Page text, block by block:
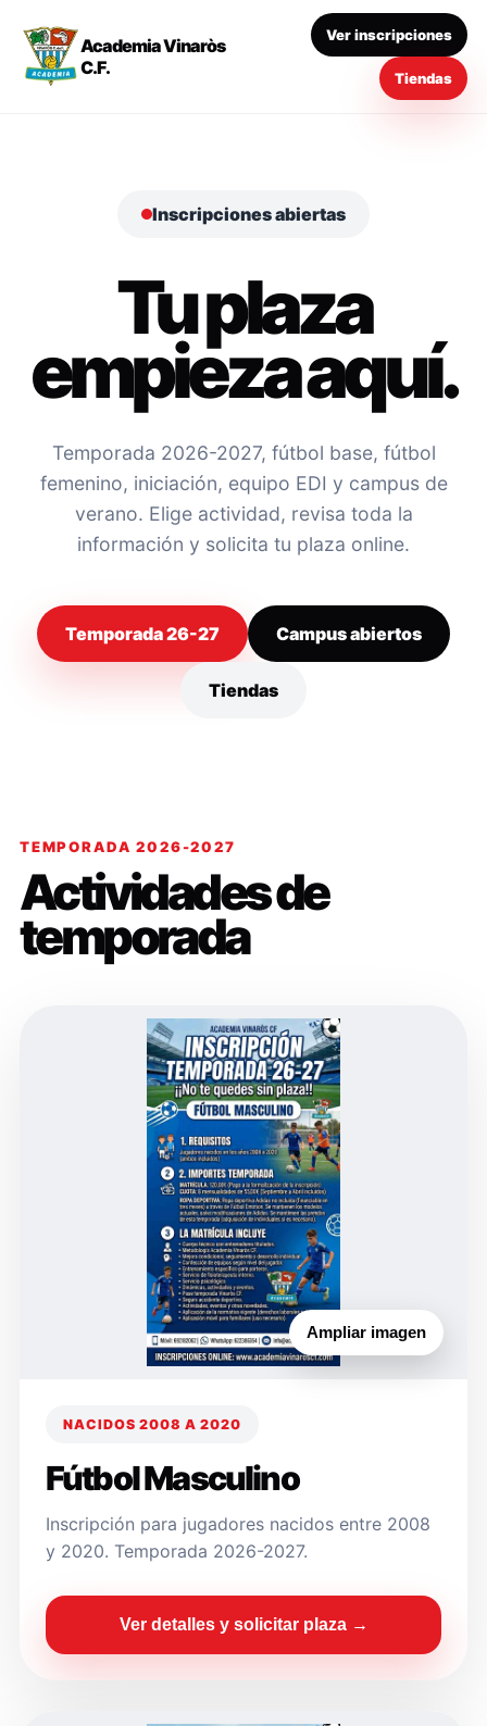
Academia Vinaròs
C.F.
Ver inscripciones
Tiendas
Inscripciones abiertas
Tu plaza
empieza aquí.
Temporada 2026-2027, fútbol base, fútbol
femenino, iniciación, equipo EDI y campus de
verano. Elige actividad, revisa toda la
información y solicita tu plaza online.
Temporada 26-27 Campus abiertos
Tiendas
TEMPORADA 2026-2027
Actividades de
temporada
Ampliar imagen
NACIDOS 2008 A 2020
Fútbol Masculino
Inscripción para jugadores nacidos entre 2008
y 2020. Temporada 2026-2027.
Ver detalles y solicitar plaza →